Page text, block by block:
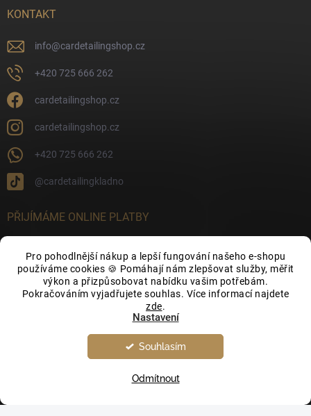
Pro pohodlnější nákup a lepší fungování našeho e-shopu
používáme cookies 🍪 Pomáhají nám zlepšovat služby, měřit
výkon a přizpůsobovat nabídku vašim potřebám.
Pokračováním vyjadřujete souhlas. Více informací najdete
zde.
Nastavení
Odmítnout
Souhlasím
KONTAKT
info@cardetailingshop.cz
+420 725 666 262
cardetailingshop.cz
cardetailingshop.cz
+420 725 666 262
@cardetailingkladno
PŘIJÍMÁME ONLINE PLATBY
FACEBOOK
CarDetailingShop.cz. Všechna práva vyhrazena.